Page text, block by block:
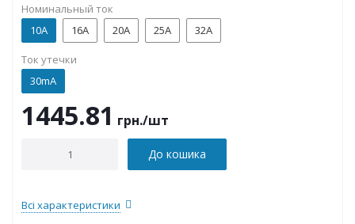
Номинальный ток
10А
16А 20А 25А 32А
Ток утечки
30mA
1445.81 грн./шт
До кошика
Всі характеристики